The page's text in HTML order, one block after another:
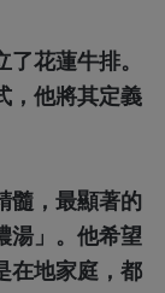
了花蓮牛排。
，他將其定義
髓，最顯著的
湯」。他希望
在地家庭，都